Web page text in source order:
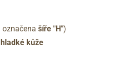
šíře "H")
kůže